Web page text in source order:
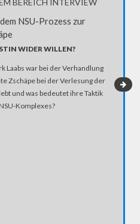
WIDER WILLEN?
Laabs war bei der Verhandlung
Zschäpe bei der Verlesung der
und was bedeutet ihre Taktik
Komplexes?
Seit